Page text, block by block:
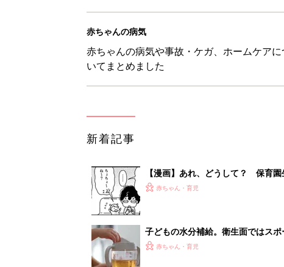
子どもの水分補給。衛生面ではス
赤ちゃん・育児
H＆М「セールでお買い得価格に！
< 3 4